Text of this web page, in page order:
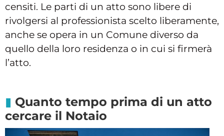
censiti. Le parti di un atto sono libere di
rivolgersi al professionista scelto liberamente,
anche se opera in un Comune diverso da
quello della loro residenza o in cui si firmerà
l’atto.
Quanto tempo prima di un atto
cercare il Notaio